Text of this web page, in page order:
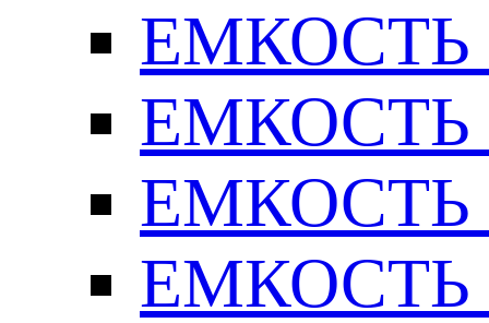
ЕМКОСТЬ
ЕМКОСТЬ
ЕМКОСТЬ
ЕМКОСТЬ